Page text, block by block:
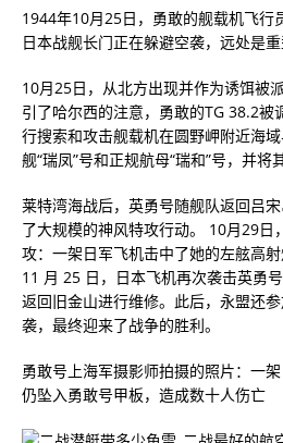
1944年10月25日，勇敢的舰载机飞行
日本战舰长门正在躲避空袭，远处是
10月25日，从北方出现并作为诱饵被
引了哈尔西的注意，勇敢的TG 38.2被
行搜索和攻击舰载机在圆野岬附近海
舰“瑞凤”号和正规航母“瑞和”号，并将
莱特湾海战后，英勇号随舰队返回吕
了大规模的神风特攻行动。 10月29日
攻：一架日军飞机击中了她的左舷高射
11 月 25 日，日本飞机再次袭击英勇
返回旧金山进行维修。此后，永盟还
袭，最终迎来了战争的胜利。
勇敢号上海军摄影师拍摄的照片：一
仍坠入勇敢号甲板，造成数十人伤亡